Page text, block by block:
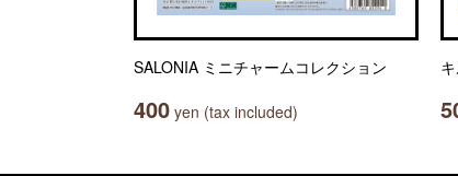
SALONIA ミニチャームコレクション
400 yen (tax included)